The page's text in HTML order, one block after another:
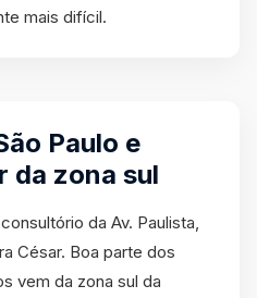
mais difícil.
Paulo e
da zona sul
da Av. Paulista,
César. Boa parte dos
vem da zona sul da